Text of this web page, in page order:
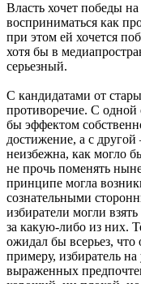
Власть хочет победы
восприниматься как
при этом ей хочется
хотя бы в
серьезный.
С кандидатами от
противоречие. С одной
бы эффектом
достижение, а с
неизбежна, как могло
не прочь поменять
принципе могла
сознательными
избиратели могли
за какую-либо из них.
ожидал бы всерьез,
примеру, избиратель
выраженных